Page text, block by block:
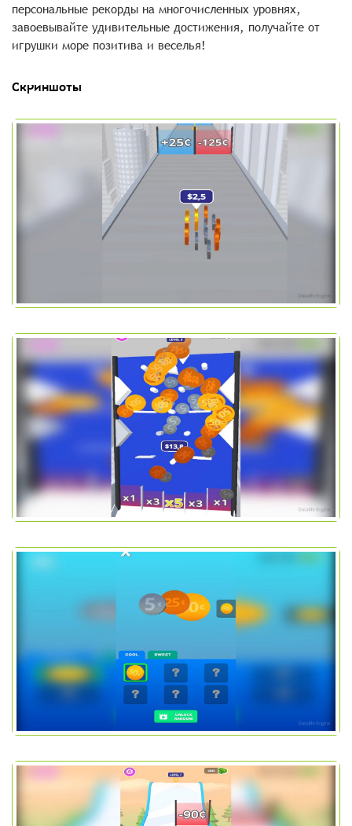
персональные рекорды на многочисленных уровнях,
завоевывайте удивительные достижения, получайте от
игрушки море позитива и веселья!
Скриншоты